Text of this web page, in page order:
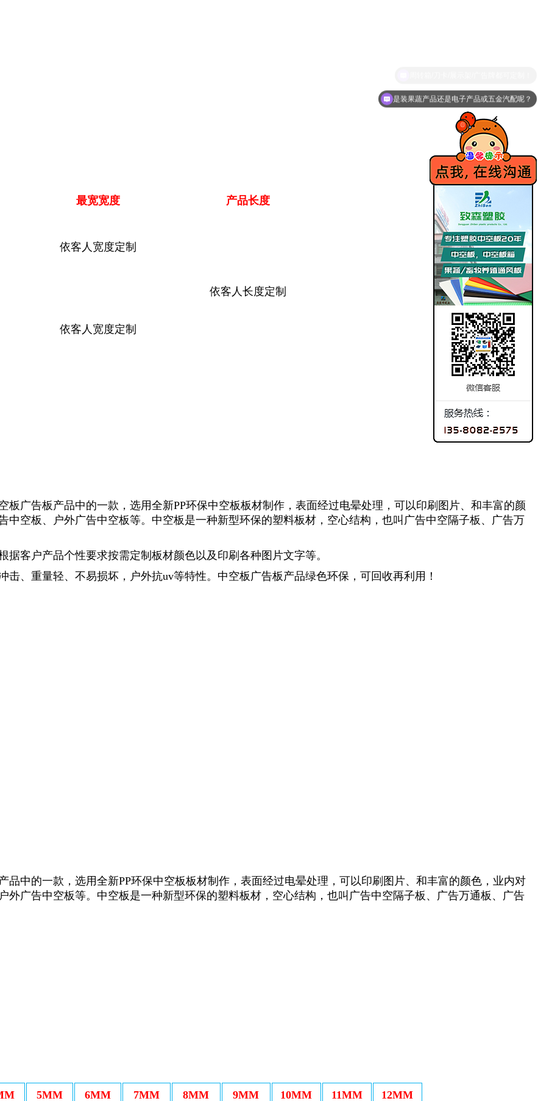
最宽宽度
产品长度
依客人宽度定制
依客人长度定制
依客人宽度定制
板广告板产品中的一款，选用全新PP环保中空板板材制作，表面经过电晕处理，可以印刷图片、和丰富的颜
中空板、户外广告中空板等。中空板是一种新型环保的塑料板材，空心结构，也叫广告中空隔子板、广告万
客户产品个性要求按需定制板材颜色以及印刷各种图片文字等。
、重量轻、不易损坏，户外抗uv等特性。中空板广告板产品绿色环保，可回收再利用！
中的一款，选用全新PP环保中空板板材制作，表面经过电晕处理，可以印刷图片、和丰富的颜色，业内对
外广告中空板等。中空板是一种新型环保的塑料板材，空心结构，也叫广告中空隔子板、广告万通板、广告
5MM 6MM 7MM 8MM 9MM 10MM 11MM 12MM
是装果蔬产品还是电子产品或五金汽配呢？